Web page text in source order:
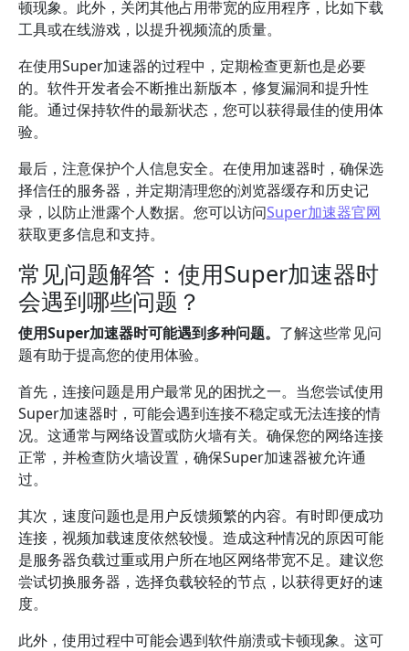
顿现象。此外，关闭其他占用带宽的应用程序，比如下载
工具或在线游戏，以提升视频流的质量。
在使用Super加速器的过程中，定期检查更新也是必要
的。软件开发者会不断推出新版本，修复漏洞和提升性
能。通过保持软件的最新状态，您可以获得最佳的使用体
验。
最后，注意保护个人信息安全。在使用加速器时，确保选
择信任的服务器，并定期清理您的浏览器缓存和历史记
录，以防止泄露个人数据。您可以访问Super加速器官网
获取更多信息和支持。
常见问题解答：使用Super加速器时
会遇到哪些问题？
使用Super加速器时可能遇到多种问题。 了解这些常见问
题有助于提高您的使用体验。
首先，连接问题是用户最常见的困扰之一。当您尝试使用
Super加速器时，可能会遇到连接不稳定或无法连接的情
况。这通常与网络设置或防火墙有关。确保您的网络连接
正常，并检查防火墙设置，确保Super加速器被允许通
过。
其次，速度问题也是用户反馈频繁的内容。有时即便成功
连接，视频加载速度依然较慢。造成这种情况的原因可能
是服务器负载过重或用户所在地区网络带宽不足。建议您
尝试切换服务器，选择负载较轻的节点，以获得更好的速
度。
此外，使用过程中可能会遇到软件崩溃或卡顿现象。这可